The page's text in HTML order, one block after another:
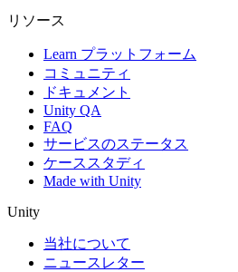
リソース
Learn プラットフォーム
コミュニティ
ドキュメント
Unity QA
FAQ
サービスのステータス
ケーススタディ
Made with Unity
Unity
当社について
ニュースレター